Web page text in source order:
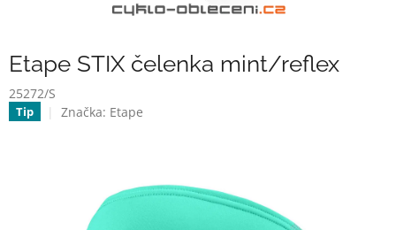
Etape STIX čelenka mint/reflex
25272/S
Tip Značka: Etape